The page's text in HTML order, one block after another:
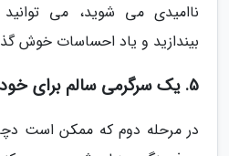
ناامیدی می شوید، می
بیندازید و یاد احساسات خوش
5. یک سرگرمی سالم برای خود ایجاد کنید
در مرحله دوم که ممکن است